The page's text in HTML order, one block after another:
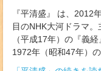
『平清盛』 は、2012
目のNHK大河ドラマ
（平成17年）の『義
1972年（昭和47年）